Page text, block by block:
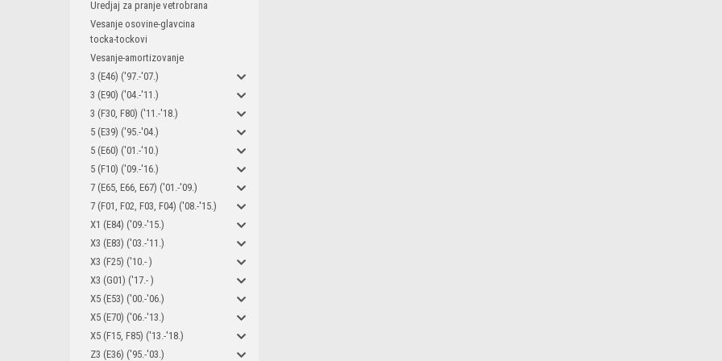
Uredjaj za pranje vetrobrana
Vesanje osovine-glavcina
tocka-tockovi
Vesanje-amortizovanje
3 (E46) ('97.-'07.)
3 (E90) ('04.-'11.)
3 (F30, F80) ('11.-'18.)
5 (E39) ('95.-'04.)
5 (E60) ('01.-'10.)
5 (F10) ('09.-'16.)
7 (E65, E66, E67) ('01.-'09.)
7 (F01, F02, F03, F04) ('08.-'15.)
X1 (E84) ('09.-'15.)
X3 (E83) ('03.-'11.)
X3 (F25) ('10.- )
X3 (G01) ('17.- )
X5 (E53) ('00.-'06.)
X5 (E70) ('06.-'13.)
X5 (F15, F85) ('13.-'18.)
Z3 (E36) ('95.-'03.)
H7 / 20912708 / 32009 /